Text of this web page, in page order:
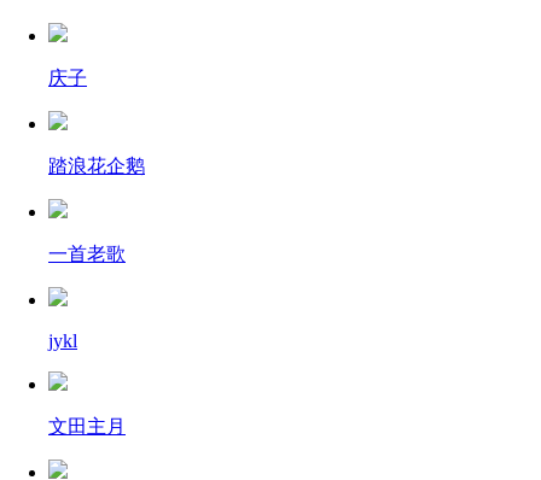
庆子
踏浪花企鹅
一首老歌
jykl
文田主月